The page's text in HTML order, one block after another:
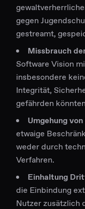
gegen
gestreamt,
Missbrauch
Software Vision
insbesondere
Integrität,
gefährden
Umgehung
etwaige
weder durch
Verfahren.
Einhaltung
die Einbindung
Nutzer zusätzlich